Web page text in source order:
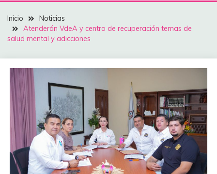
NOTICIAS – VILLA
DEL ÁLVAREZ
Inicio
Noticias
Atenderán VdeA y centro de recuperación temas de
salud mental y adicciones